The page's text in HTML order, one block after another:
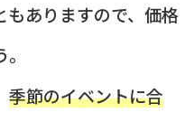
もありますので、価格
季節のイベントに合